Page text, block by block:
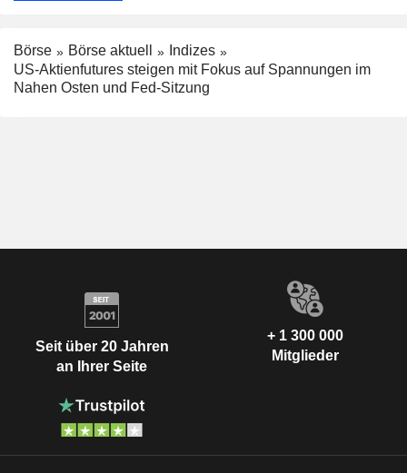
Börse Börse aktuell
Indizes
US-Aktienfutures steigen mit Fokus auf Spannungen im
Nahen Osten und Fed-Sitzung
Seit über 20 Jahren
an Ihrer Seite
+ 1 300 000
Mitglieder